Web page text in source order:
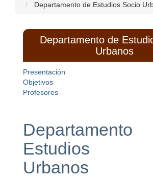
Departamento de Estudios Socio
Estudios
Urbanos
Departamento de
Urbanos
Presentación
Objetivos
Profesores